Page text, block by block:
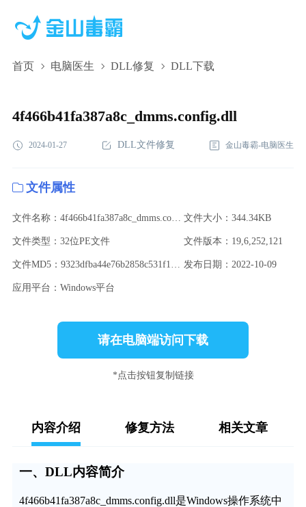
首页 电脑医生 DLL修复 DLL下载
4f466b41fa387a8c_dmms.config.dll,4f466b41fa387a8c_dmms.config.dll
4f466b41fa387a8c_dmms.config.dll
2024-01-27 DLL文件修复 金山毒霸-电脑医生
文件属性
文件名称：4f466b41fa387a8c_dmms.config.dll 文件大小：344.34KB
文件类型：32位PE文件 文件版本：19,6,252,121
文件MD5：9323dfba44e76b2858c531f1e15343be 发布日期：2022-10-09
应用平台：Windows平台
请在电脑端访问下载
*点击按钮复制链接
内容介绍 修复方法 相关文章
一、DLL内容简介
4f466b41fa387a8c_dmms.config.dll是Windows操作系统中